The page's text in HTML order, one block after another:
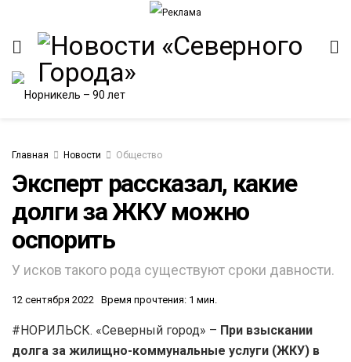
Главная Новости Общество
Эксперт рассказал, какие
долги за ЖКУ можно
оспорить
У исков такого рода существуют сроки давности.
12 сентября 2022 Время прочтения: 1 мин.
#НОРИЛЬСК. «Северный город» – При взыскании
долга за жилищно-коммунальные услуги (ЖКУ) в